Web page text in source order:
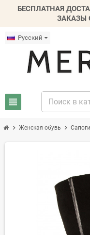
БЕСПЛАТНАЯ
ЗАКАЗЫ
Русский
view_headline
chevron_right Женская обувь chevron_right